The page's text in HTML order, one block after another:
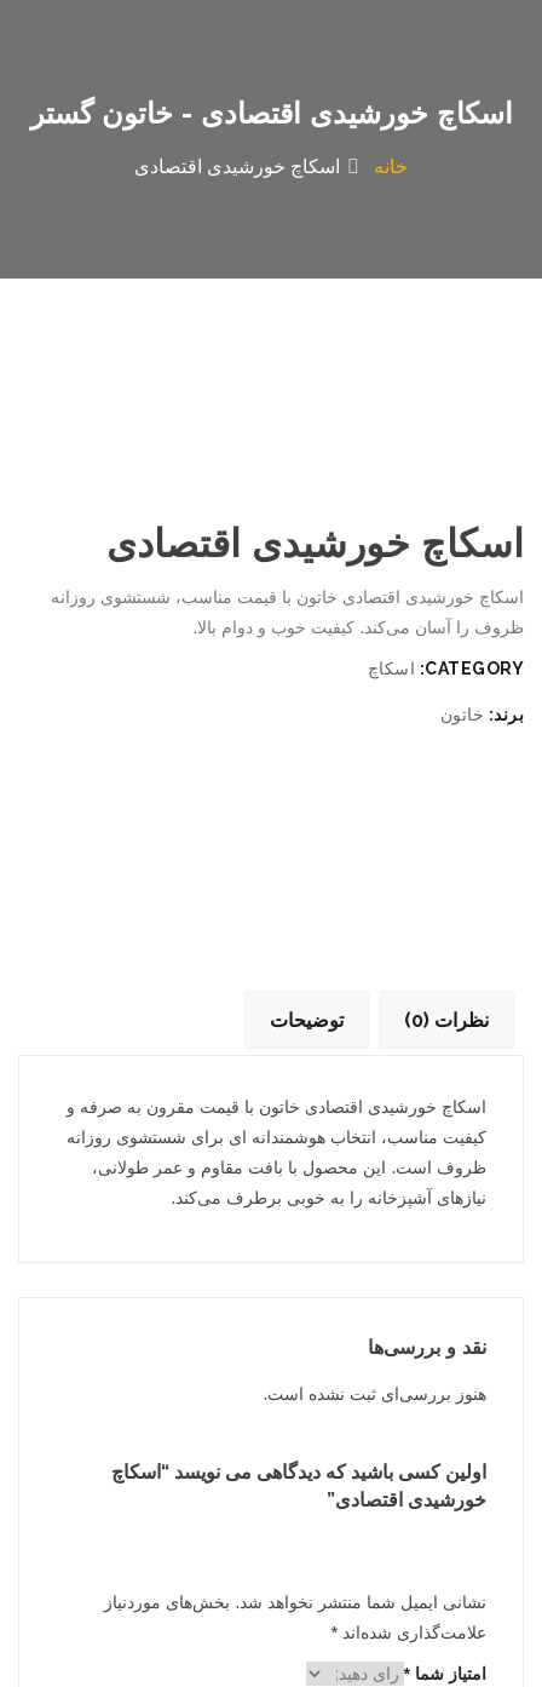
اسکاچ خورشیدی اقتصادی - خاتون گستر
خانه اسکاچ خورشیدی اقتصادی
اسکاچ خورشیدی اقتصادی
اسکاچ خورشیدی اقتصادی خاتون با قیمت مناسب، شستشوی روزانه
ظروف را آسان می‌کند. کیفیت خوب و دوام بالا.
CATEGORY: اسکاچ
برند: خاتون
توضیحات نظرات (0)
اسکاچ خورشیدی اقتصادی خاتون با قیمت مقرون به صرفه و
کیفیت مناسب، انتخاب هوشمندانه ای برای شستشوی روزانه
ظروف است. این محصول با بافت مقاوم و عمر طولانی،
نیازهای آشپزخانه را به خوبی برطرف می‌کند.
نقد و بررسی‌ها
هنوز بررسی‌ای ثبت نشده است.
اولین کسی باشید که دیدگاهی می نویسد “اسکاچ
خورشیدی اقتصادی”
نشانی ایمیل شما منتشر نخواهد شد. بخش‌های موردنیاز
علامت‌گذاری شده‌اند *
امتیاز شما *